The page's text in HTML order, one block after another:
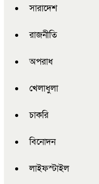
সারাদেশ
রাজনীতি
অপরাধ
খেলাধুলা
চাকরি
বিনোদন
লাইফস্টাইল